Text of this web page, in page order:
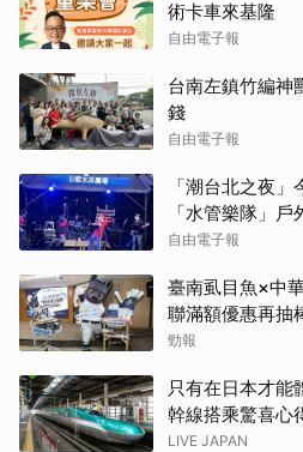
術卡車來基隆
自由電子報
台南左鎮竹編神
錢
自由電子報
「潮台北之夜
「水管樂隊」戶
自由電子報
臺南虱目魚×中
聯滿額優惠再抽
勁報
只有在日本才能
幹線搭乘驚喜心
LIVE JAPAN